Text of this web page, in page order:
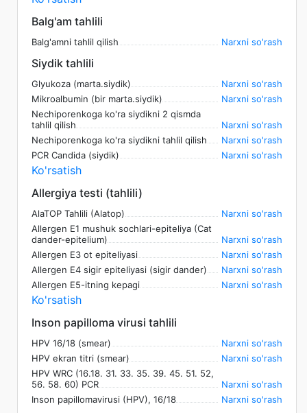
Balg'am tahlili
Balg'amni tahlil qilish Narxni so'rash
Siydik tahlili
Glyukoza (marta.siydik)
Narxni so'rash
Mikroalbumin (bir marta.siydik)
Narxni so'rash
Nechiporenkoga ko'ra siydikni 2 qismda
tahlil qilish
Narxni so'rash
Nechiporenkoga ko'ra siydikni tahlil qilish
Narxni so'rash
PCR Candida (siydik)
Narxni so'rash
Ko'rsatish
Allergiya testi (tahlili)
AlaTOP Tahlili (Alatop)
Narxni so'rash
Allergen E1 mushuk sochlari-epiteliya (Cat
dander-epitelium)
Narxni so'rash
Allergen E3 ot epiteliyasi
Narxni so'rash
Allergen E4 sigir epiteliyasi (sigir dander)
Narxni so'rash
Allergen E5-itning kepagi
Narxni so'rash
Ko'rsatish
Inson papilloma virusi tahlili
HPV 16/18 (smear)
Narxni so'rash
HPV ekran titri (smear)
Narxni so'rash
HPV WRC (16.18. 31. 33. 35. 39. 45. 51. 52,
56. 58. 60) PCR
Narxni so'rash
Inson papillomavirusi (HPV), 16/18
Narxni so'rash